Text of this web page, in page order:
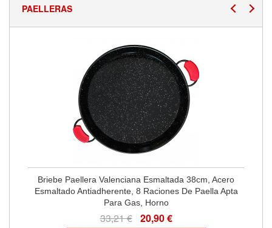
PAELLERAS
Briebe Paellera Valenciana Esmaltada 38cm, Acero
Esmaltado Antiadherente, 8 Raciones De Paella Apta
Para Gas, Horno
33,21 € 20,90 €